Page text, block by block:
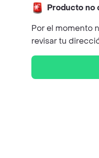
Producto no
Por el momento
revisar tu